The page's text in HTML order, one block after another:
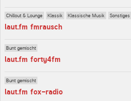
Chillout & Lounge Klassik Klassische Musik Sonstiges
laut.fm fmrausch
Bunt gemischt
laut.fm forty4fm
Bunt gemischt
laut.fm fox-radio